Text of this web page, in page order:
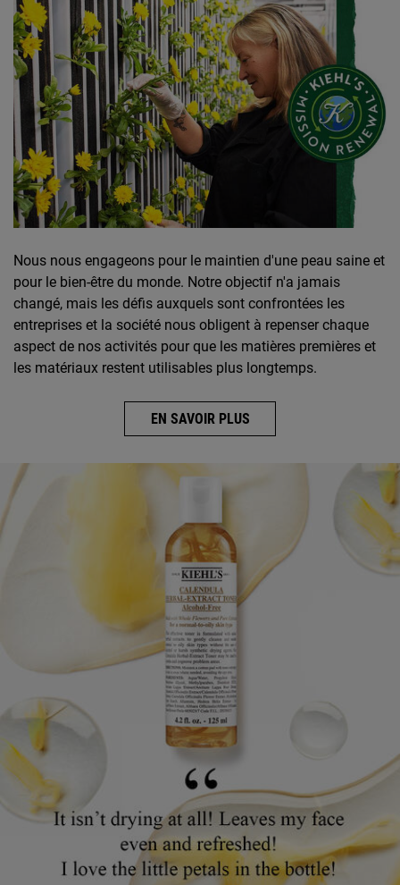
Nous nous engageons pour le maintien d'une peau saine et
pour le bien-être du monde. Notre objectif n'a jamais
changé, mais les défis auxquels sont confrontées les
entreprises et la société nous obligent à repenser chaque
aspect de nos activités pour que les matières premières et
les matériaux restent utilisables plus longtemps.
EN SAVOIR PLUS
Image de Revue